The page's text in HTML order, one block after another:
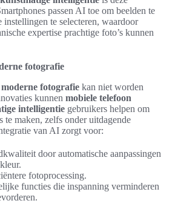
passen AI toe om beelden te
instellingen te selecteren, waardoor
expertise prachtige foto’s kunnen
fotografie
fotografie kan niet worden
kunnen mobiele telefoon
intelligentie gebruikers helpen om
te maken, zelfs onder uitdagende
van AI zorgt voor:
door automatische aanpassingen
fotoprocessing.
functies die inspanning verminderen